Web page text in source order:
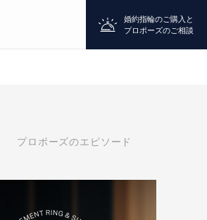
婚約指輪のご購入と
プロポーズのご相談
プロポーズのエピソード
プロポーズ